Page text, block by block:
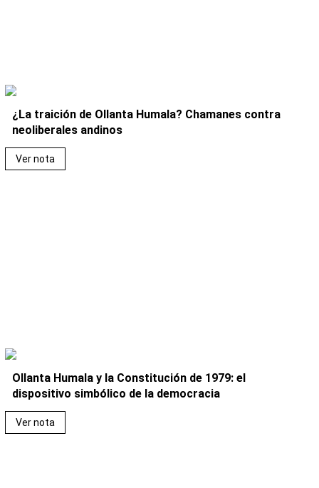
¿La traición de Ollanta Humala? Chamanes contra
neoliberales andinos
Ver nota
Ollanta Humala y la Constitución de 1979: el
dispositivo simbólico de la democracia
Ver nota